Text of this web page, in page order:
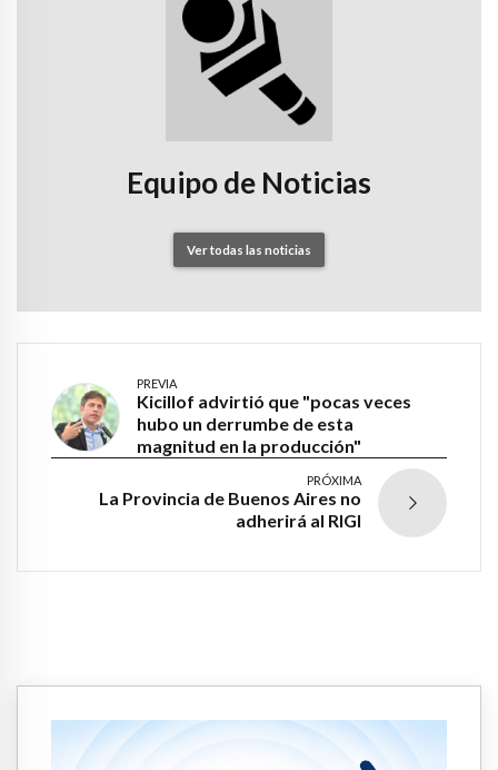
Equipo de Noticias
Ver todas las noticias
PREVIA
Kicillof advirtió que "pocas veces
hubo un derrumbe de esta
magnitud en la producción"
PRÓXIMA
La Provincia de Buenos Aires no
adherirá al RIGI